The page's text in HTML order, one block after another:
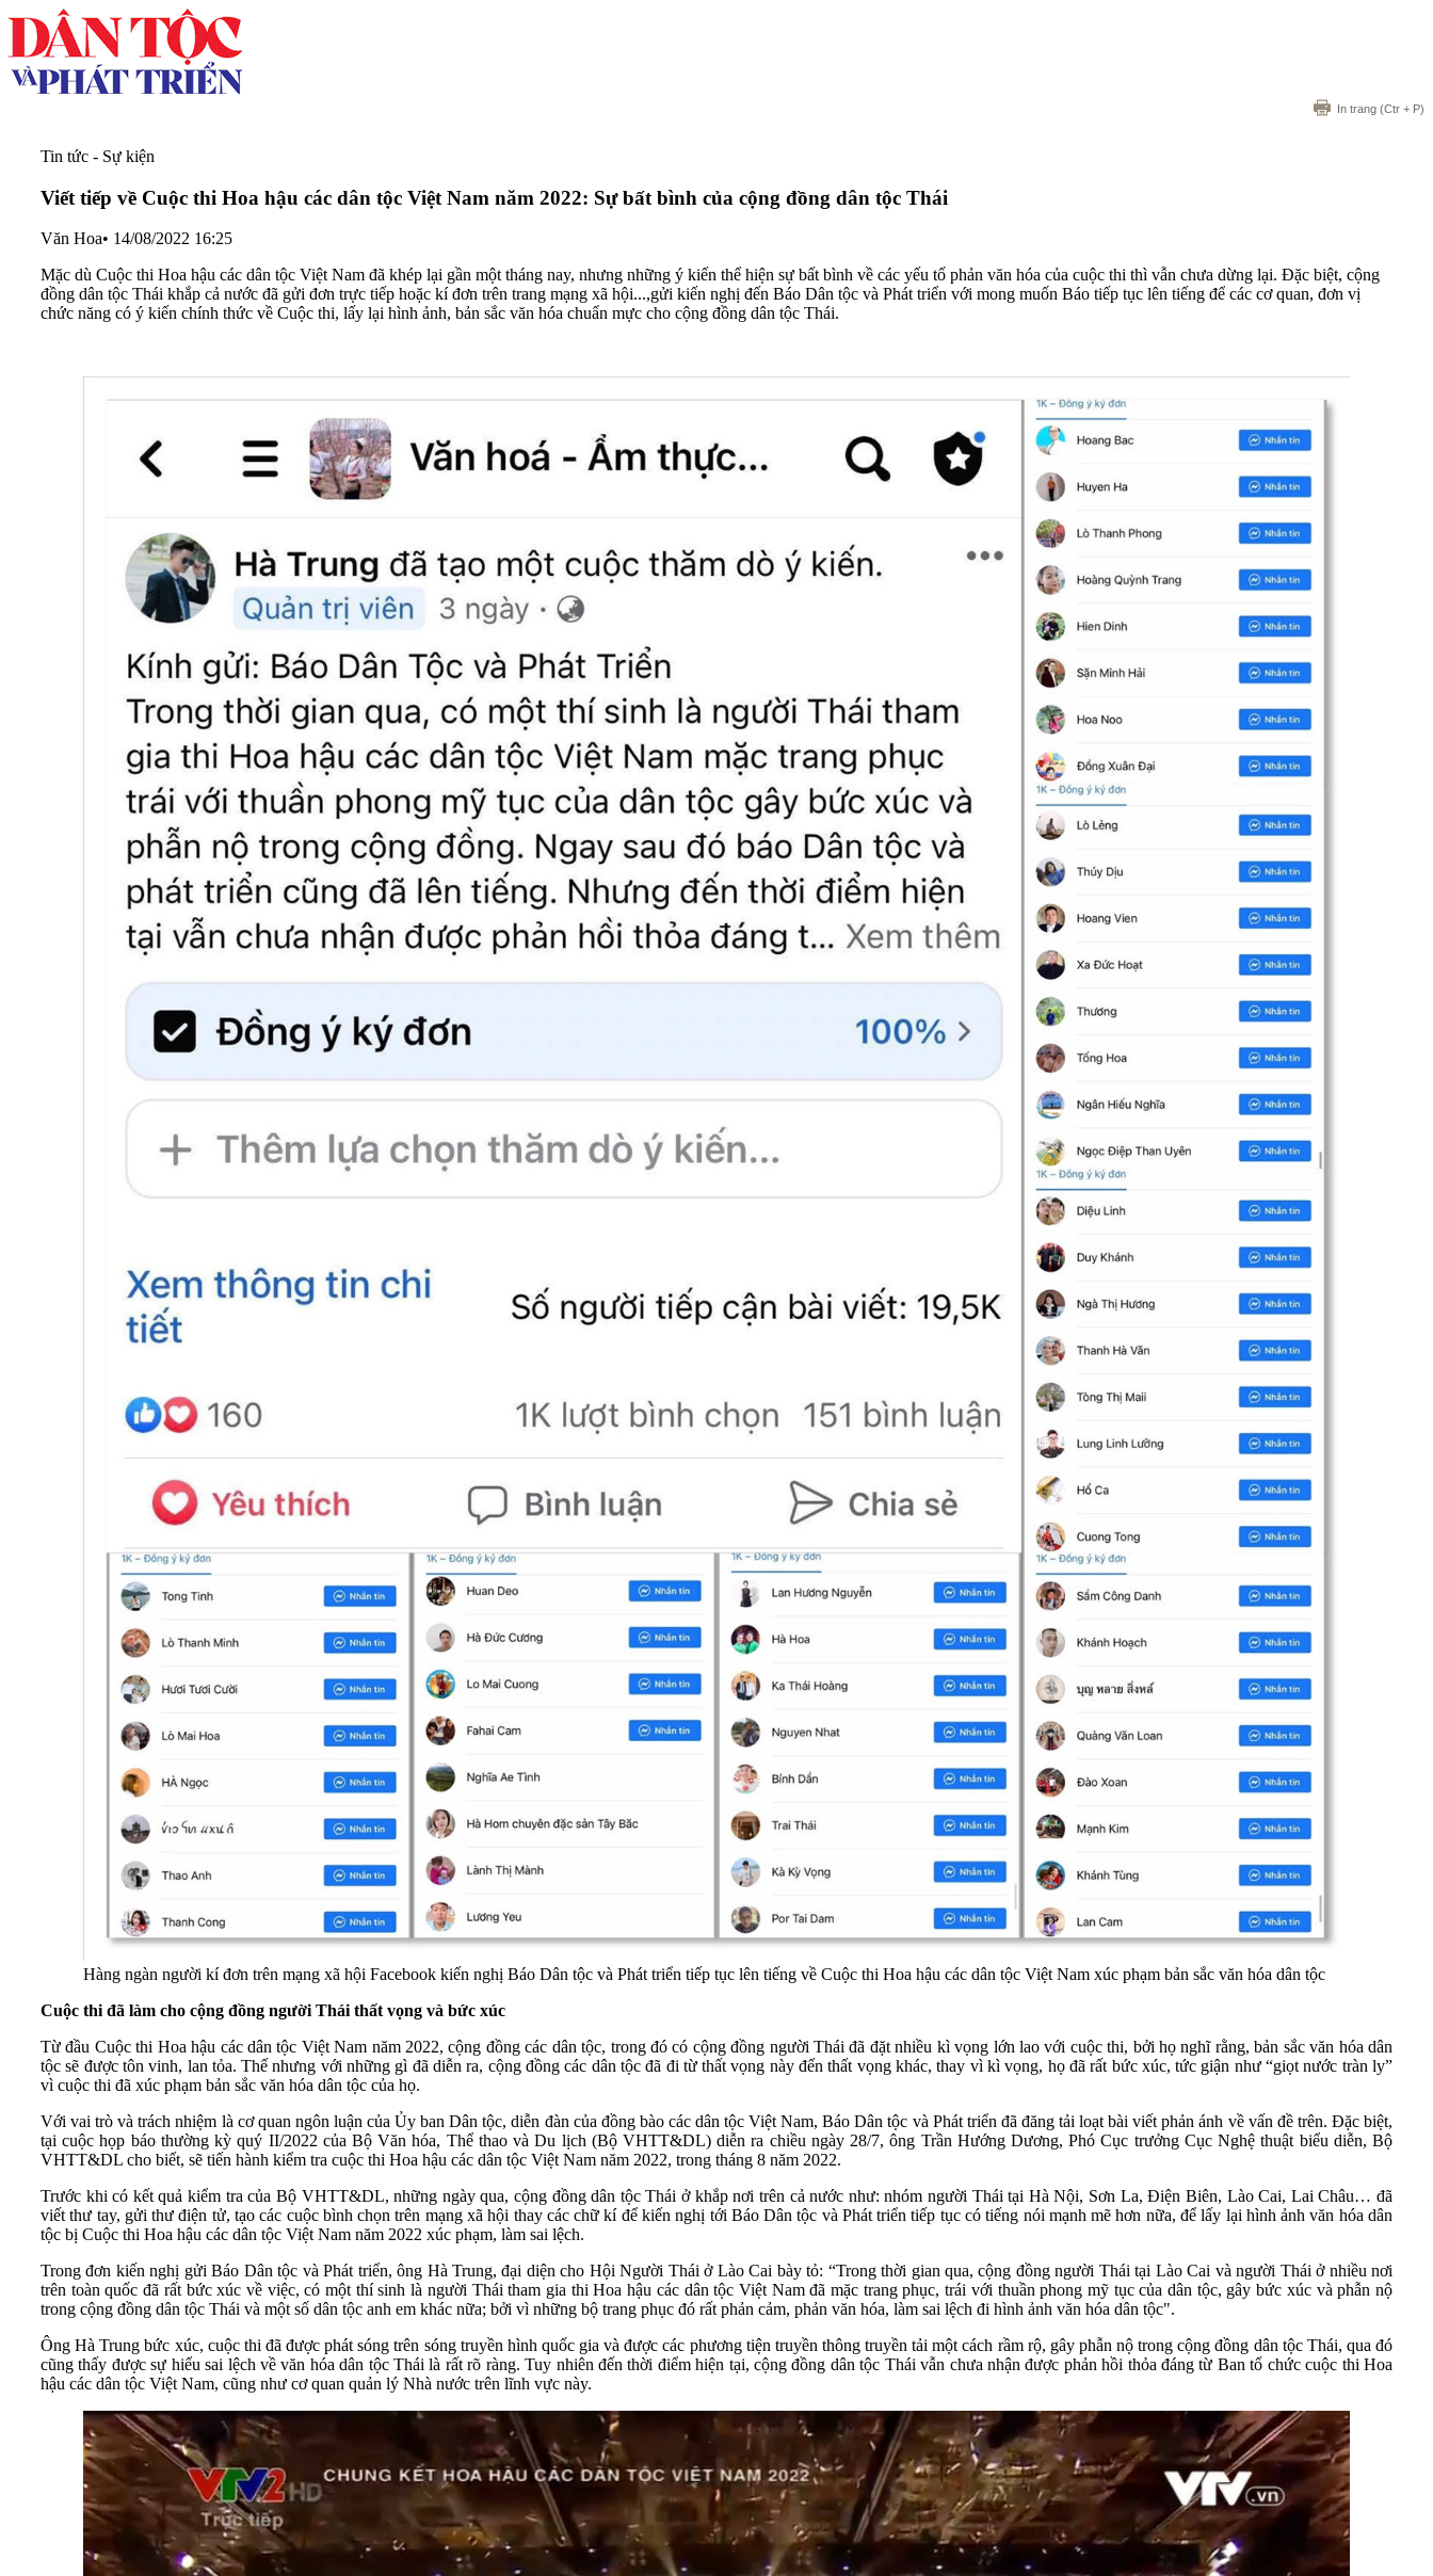
In trang (Ctr + P)
Tin tức - Sự kiện
Viết tiếp về Cuộc thi Hoa hậu các dân tộc Việt Nam năm 2022: Sự bất bình của cộng đồng dân tộc Thái
Văn Hoa• 14/08/2022 16:25
Mặc dù Cuộc thi Hoa hậu các dân tộc Việt Nam đã khép lại gần một tháng nay, nhưng những ý kiến thể hiện sự bất bình về các yếu tố phản văn hóa của cuộc thi thì vẫn chưa dừng lại. Đặc biệt, cộng
đồng dân tộc Thái khắp cả nước đã gửi đơn trực tiếp hoặc kí đơn trên trang mạng xã hội...,gửi kiến nghị đến Báo Dân tộc và Phát triển với mong muốn Báo tiếp tục lên tiếng để các cơ quan, đơn vị
chức năng có ý kiến chính thức về Cuộc thi, lấy lại hình ảnh, bản sắc văn hóa chuẩn mực cho cộng đồng dân tộc Thái.
Hàng ngàn người kí đơn trên mạng xã hội Facebook kiến nghị Báo Dân tộc và Phát triển tiếp tục lên tiếng về Cuộc thi Hoa hậu các dân tộc Việt Nam xúc phạm bản sắc văn hóa dân tộc
Cuộc thi đã làm cho cộng đồng người Thái thất vọng và bức xúc
Từ đầu Cuộc thi Hoa hậu các dân tộc Việt Nam năm 2022, cộng đồng các dân tộc, trong đó có cộng đồng người Thái đã đặt nhiều kì vọng lớn lao với cuộc thi, bởi họ nghĩ rằng, bản sắc văn hóa dân
tộc sẽ được tôn vinh, lan tỏa. Thế nhưng với những gì đã diễn ra, cộng đồng các dân tộc đã đi từ thất vọng này đến thất vọng khác, thay vì kì vọng, họ đã rất bức xúc, tức giận như “giọt nước tràn ly”
vì cuộc thi đã xúc phạm bản sắc văn hóa dân tộc của họ.
Với vai trò và trách nhiệm là cơ quan ngôn luận của Ủy ban Dân tộc, diễn đàn của đồng bào các dân tộc Việt Nam, Báo Dân tộc và Phát triển đã đăng tải loạt bài viết phản ánh về vấn đề trên. Đặc biệt,
tại cuộc họp báo thường kỳ quý II/2022 của Bộ Văn hóa, Thể thao và Du lịch (Bộ VHTT&DL) diễn ra chiều ngày 28/7, ông Trần Hướng Dương, Phó Cục trưởng Cục Nghệ thuật biểu diễn, Bộ
VHTT&DL cho biết, sẽ tiến hành kiểm tra cuộc thi Hoa hậu các dân tộc Việt Nam năm 2022, trong tháng 8 năm 2022.
Trước khi có kết quả kiểm tra của Bộ VHTT&DL, những ngày qua, cộng đồng dân tộc Thái ở khắp nơi trên cả nước như: nhóm người Thái tại Hà Nội, Sơn La, Điện Biên, Lào Cai, Lai Châu… đã
viết thư tay, gửi thư điện tử, tạo các cuộc bình chọn trên mạng xã hội thay các chữ kí để kiến nghị tới Báo Dân tộc và Phát triển tiếp tục có tiếng nói mạnh mẽ hơn nữa, để lấy lại hình ảnh văn hóa dân
tộc bị Cuộc thi Hoa hậu các dân tộc Việt Nam năm 2022 xúc phạm, làm sai lệch.
Trong đơn kiến nghị gửi Báo Dân tộc và Phát triển, ông Hà Trung, đại diện cho Hội Người Thái ở Lào Cai bày tỏ: “Trong thời gian qua, cộng đồng người Thái tại Lào Cai và người Thái ở nhiều nơi
trên toàn quốc đã rất bức xúc về việc, có một thí sinh là người Thái tham gia thi Hoa hậu các dân tộc Việt Nam đã mặc trang phục, trái với thuần phong mỹ tục của dân tộc, gây bức xúc và phẫn nộ
trong cộng đồng dân tộc Thái và một số dân tộc anh em khác nữa; bởi vì những bộ trang phục đó rất phản cảm, phản văn hóa, làm sai lệch đi hình ảnh văn hóa dân tộc".
Ông Hà Trung bức xúc, cuộc thi đã được phát sóng trên sóng truyền hình quốc gia và được các phương tiện truyền thông truyền tải một cách rầm rộ, gây phẫn nộ trong cộng đồng dân tộc Thái, qua đó
cũng thấy được sự hiểu sai lệch về văn hóa dân tộc Thái là rất rõ ràng. Tuy nhiên đến thời điểm hiện tại, cộng đồng dân tộc Thái vẫn chưa nhận được phản hồi thỏa đáng từ Ban tổ chức cuộc thi Hoa
hậu các dân tộc Việt Nam, cũng như cơ quan quản lý Nhà nước trên lĩnh vực này.